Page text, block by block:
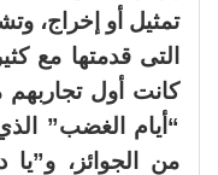
تمثيل أو إخراج،
التى قدمتها مع
كانت أول
“أيام الغضب”
من الجوائز،